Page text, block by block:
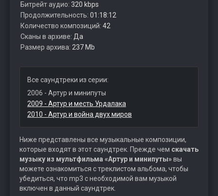
Битрейт аудио: 320 kbps
Продолжительность: 01:18:12
Количество композиций: 42
Сканы в архиве: Да
Размер архива: 237 Mb
Все саундтреки из серии:
2006 - Артур и минипуты
2009 - Артур и месть Урдалака
2010 - Артур и война двух миров
Ниже представлены все музыкальные композиции,
которые входят в этот саундтрек. Прежде чем скачать
музыку из мультфильма «Артур и минипуты»вы
можете ознакомиться с треклистом альбома, чтобы
убедиться, что mp3 с необходимой вам музыкой
включен в данный саундтрек.